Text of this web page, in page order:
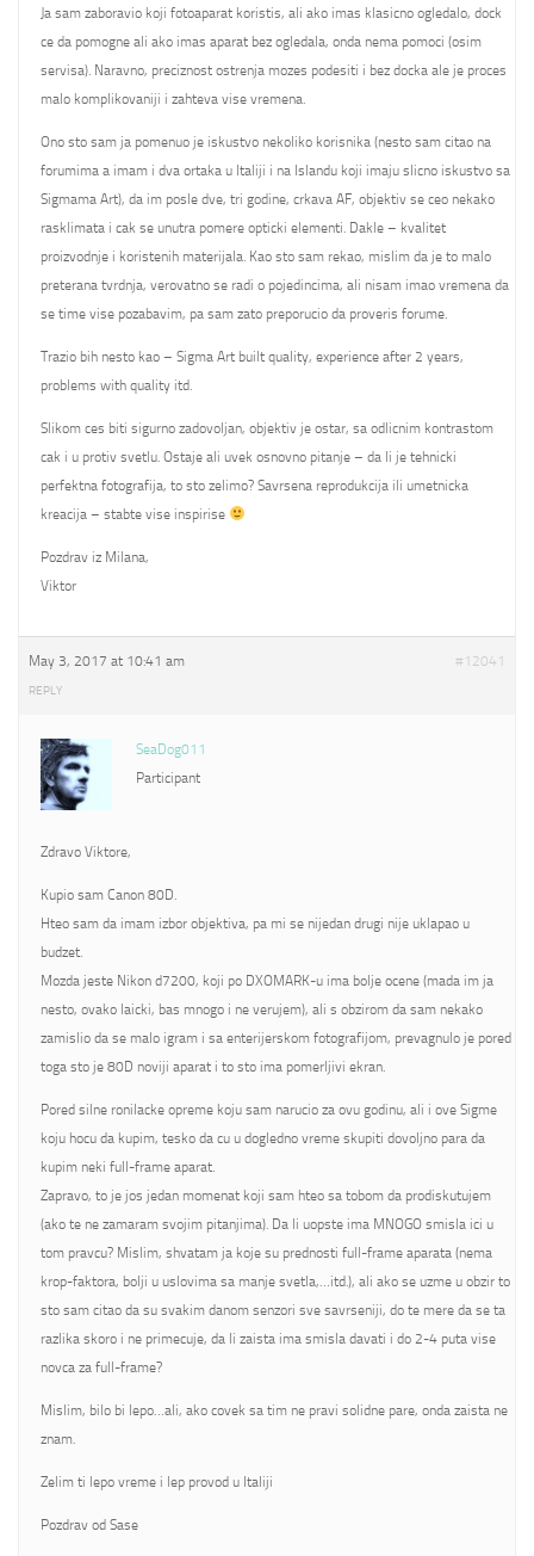
Ja sam zaboravio koji fotoaparat koristis, ali ako imas klasicno ogledalo, dock
ce da pomogne ali ako imas aparat bez ogledala, onda nema pomoci (osim
servisa). Naravno, preciznost ostrenja mozes podesiti i bez docka ale je proces
malo komplikovaniji i zahteva vise vremena.
Ono sto sam ja pomenuo je iskustvo nekoliko korisnika (nesto sam citao na
forumima a imam i dva ortaka u Italiji i na Islandu koji imaju slicno iskustvo sa
Sigmama Art), da im posle dve, tri godine, crkava AF, objektiv se ceo nekako
rasklimata i cak se unutra pomere opticki elementi. Dakle – kvalitet
proizvodnje i koristenih materijala. Kao sto sam rekao, mislim da je to malo
preterana tvrdnja, verovatno se radi o pojedincima, ali nisam imao vremena da
se time vise pozabavim, pa sam zato preporucio da proveris forume.
Trazio bih nesto kao – Sigma Art built quality, experience after 2 years,
problems with quality itd.
Slikom ces biti sigurno zadovoljan, objektiv je ostar, sa odlicnim kontrastom
cak i u protiv svetlu. Ostaje ali uvek osnovno pitanje – da li je tehnicki
perfektna fotografija, to sto zelimo? Savrsena reprodukcija ili umetnicka
kreacija – stabte vise inspirise
Pozdrav iz Milana,
Viktor
May 3, 2017 at 10:41 am #12041
REPLY
SeaDog011
Participant
Zdravo Viktore,
Kupio sam Canon 80D.
Hteo sam da imam izbor objektiva, pa mi se nijedan drugi nije uklapao u
budzet.
Mozda jeste Nikon d7200, koji po DXOMARK-u ima bolje ocene (mada im ja
nesto, ovako laicki, bas mnogo i ne verujem), ali s obzirom da sam nekako
zamislio da se malo igram i sa enterijerskom fotografijom, prevagnulo je pored
toga sto je 80D noviji aparat i to sto ima pomerljivi ekran.
Pored silne ronilacke opreme koju sam narucio za ovu godinu, ali i ove Sigme
koju hocu da kupim, tesko da cu u dogledno vreme skupiti dovoljno para da
kupim neki full-frame aparat.
Zapravo, to je jos jedan momenat koji sam hteo sa tobom da prodiskutujem
(ako te ne zamaram svojim pitanjima). Da li uopste ima MNOGO smisla ici u
tom pravcu? Mislim, shvatam ja koje su prednosti full-frame aparata (nema
krop-faktora, bolji u uslovima sa manje svetla,…itd.), ali ako se uzme u obzir to
sto sam citao da su svakim danom senzori sve savrseniji, do te mere da se ta
razlika skoro i ne primecuje, da li zaista ima smisla davati i do 2-4 puta vise
novca za full-frame?
Mislim, bilo bi lepo…ali, ako covek sa tim ne pravi solidne pare, onda zaista ne
znam.
Zelim ti lepo vreme i lep provod u Italiji
Pozdrav od Sase